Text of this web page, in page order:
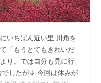
いちばん近い里 川角を
「もうとてもきれいだ
り。では自分も見に行
でしたが↓ 今回は休みが